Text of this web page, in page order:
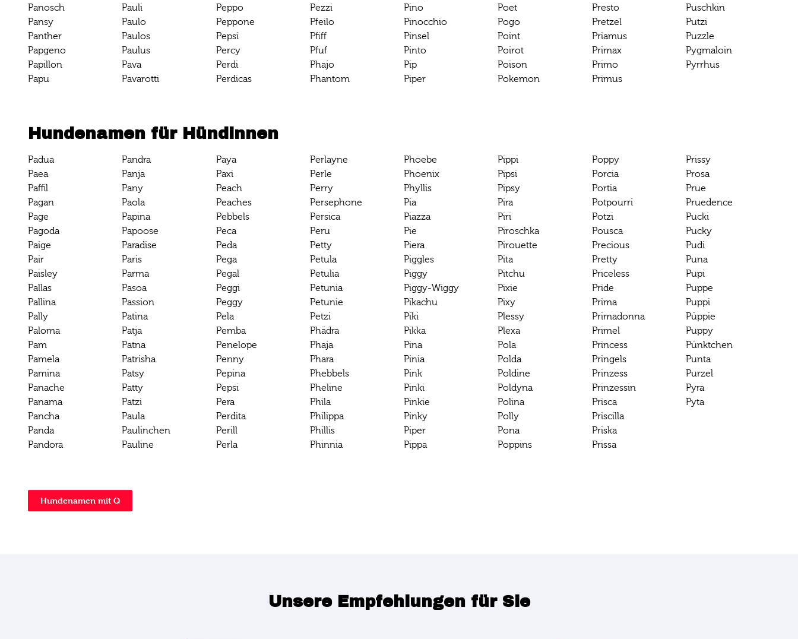
Panosch
Pansy
Panther
Papgeno
Papillon
Papu
Pauli
Paulo
Paulos
Paulus
Pava
Pavarotti
Peppo
Peppone
Pepsi
Percy
Perdi
Perdicas
Pezzi
Pfeilo
Pfiff
Pfuf
Phajo
Phantom
Pino
Pinocchio
Pinsel
Pinto
Pip
Piper
Poet
Pogo
Point
Poirot
Poison
Pokemon
Presto
Pretzel
Priamus
Primax
Primo
Primus
Puschkin
Putzi
Puzzle
Pygmaloin
Pyrrhus
Hundenamen für Hündinnen
Padua
Paea
Paffil
Pagan
Page
Pagoda
Paige
Pair
Paisley
Pallas
Pallina
Pally
Paloma
Pam
Pamela
Pamina
Panache
Panama
Pancha
Panda
Pandora
Pandra
Panja
Pany
Paola
Papina
Papoose
Paradise
Paris
Parma
Pasoa
Passion
Patina
Patja
Patna
Patrisha
Patsy
Patty
Patzi
Paula
Paulinchen
Pauline
Paya
Paxi
Peach
Peaches
Pebbels
Peca
Peda
Pega
Pegal
Peggi
Peggy
Pela
Pemba
Penelope
Penny
Pepina
Pepsi
Pera
Perdita
Perill
Perla
Perlayne
Perle
Perry
Persephone
Persica
Peru
Petty
Petula
Petulia
Petunia
Petunie
Petzi
Phädra
Phaja
Phara
Phebbels
Pheline
Phila
Philippa
Phillis
Phinnia
Phoebe
Phoenix
Phyllis
Pia
Piazza
Pie
Piera
Piggles
Piggy
Piggy-Wiggy
Pikachu
Piki
Pikka
Pina
Pinia
Pink
Pinki
Pinkie
Pinky
Piper
Pippa
Pippi
Pipsi
Pipsy
Pira
Piri
Piroschka
Pirouette
Pita
Pitchu
Pixie
Pixy
Plessy
Plexa
Pola
Polda
Poldine
Poldyna
Polina
Polly
Pona
Poppins
Poppy
Porcia
Portia
Potpourri
Potzi
Pousca
Precious
Pretty
Priceless
Pride
Prima
Primadonna
Primel
Princess
Pringels
Prinzess
Prinzessin
Prisca
Priscilla
Priska
Prissa
Prissy
Prosa
Prue
Pruedence
Pucki
Pucky
Pudi
Puna
Pupi
Puppe
Puppi
Püppie
Puppy
Pünktchen
Punta
Purzel
Pyra
Pyta
Hundenamen mit Q
Unsere Empfehlungen für Sie